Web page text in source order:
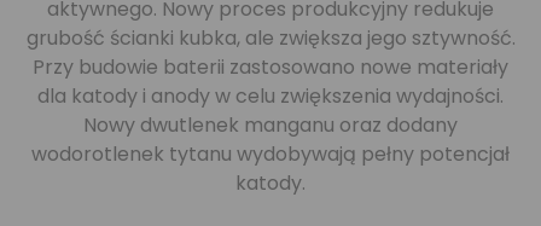
aktywnego. Nowy proces produkcyjny redukuje
grubość ścianki kubka, ale zwiększa jego sztywność.
Przy budowie baterii zastosowano nowe materiały
dla katody i anody w celu zwiększenia wydajności.
Nowy dwutlenek manganu oraz dodany
wodorotlenek tytanu wydobywają pełny potencjał
katody.